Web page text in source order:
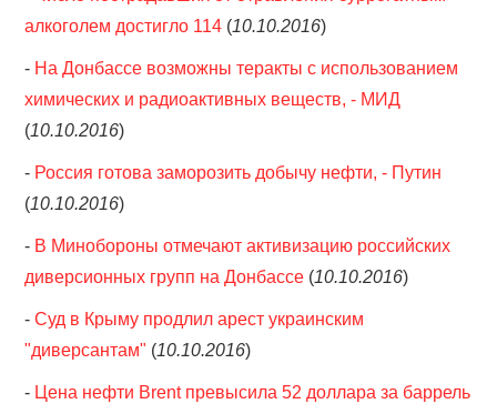
алкоголем достигло 114 (10.10.2016)
- На Донбассе возможны теракты с использованием
химических и радиоактивных веществ, - МИД
(10.10.2016)
- Россия готова заморозить добычу нефти, - Путин
(10.10.2016)
- В Минобороны отмечают активизацию российских
диверсионных групп на Донбассе (10.10.2016)
-Суд в Крыму продлил арест украинским
"диверсантам" (10.10.2016)
- Цена нефти Brent превысила 52 доллара за баррель